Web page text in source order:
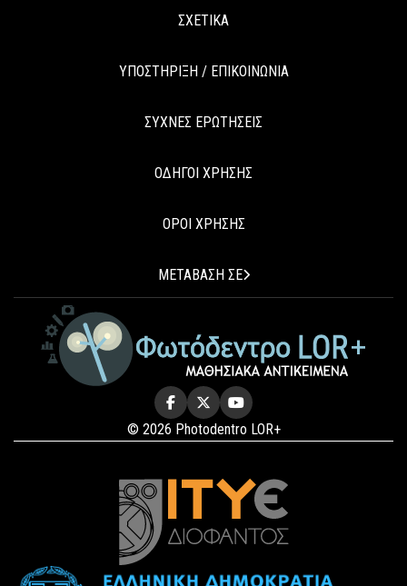
ΣΧΕΤΙΚΑ
ΥΠΟΣΤΗΡΙΞΗ / ΕΠΙΚΟΙΝΩΝΙΑ
ΣΥΧΝΕΣ ΕΡΩΤΗΣΕΙΣ
ΟΔΗΓΟΙ ΧΡΗΣΗΣ
ΟΡΟΙ ΧΡΗΣΗΣ
ΜΕΤΑΒΑΣΗ ΣΕ
© 2026 Photodentro LOR+